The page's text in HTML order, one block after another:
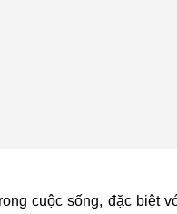
cuộc sống, đặc biệt